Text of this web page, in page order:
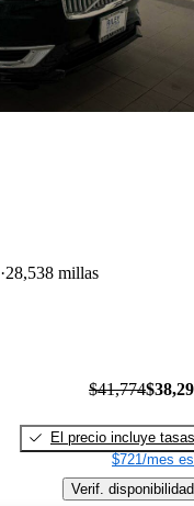
28,538 millas
$41,774
El precio incluye tasas
$721/mes
Verif. disponibilidad